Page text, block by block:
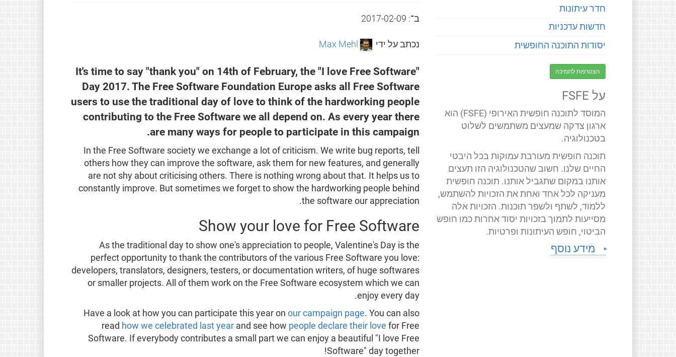
ב־: 2017-02-09
נכתב על ידי Max Mehl
It's time to say "thank you" on 14th of February, the "I love Free Software"
Day 2017. The Free Software Foundation Europe asks all Free Software
users to use the traditional day of love to think of the hardworking people
contributing to the Free Software we all depend on. As every year there
are many ways for people to participate in this campaign.
In the Free Software society we exchange a lot of criticism. We write bug reports, tell
others how they can improve the software, ask them for new features, and generally
are not shy about criticising others. There is nothing wrong about that. It helps us to
constantly improve. But sometimes we forget to show the hardworking people behind
the software our appreciation.
Show your love for Free Software
As the traditional day to show one's appreciation to people, Valentine's Day is the
perfect opportunity to thank the contributors of the various Free Software you love:
developers, translators, designers, testers, or documentation writers, of huge softwares
or smaller projects. All of them work on the Free Software ecosystem which we can
enjoy every day.
Have a look at how you can participate this year onour campaign page. You can also
read how we celebrated last year and see how people declare their love for Free
Software. If everybody contributes a small part we can enjoy a beautiful "I love Free
Software" day together!
חדר עיתונות
חדשות עדכניות
יסודות התוכנה החופשית
הצטרפות לתמיכה
על FSFE
המוסד לתוכנה חופשית האירופי (FSFE) הוא
ארגון צדקה שמעצים משתמשים לשלוט
בטכנולוגיה.
תוכנה חופשית מעורבת עמוקות בכל היבטי
החיים שלנו. חשוב שהטכנולוגיה הזו תעצים
אותנו במקום שתגביל אותנו. תוכנה חופשית
מעניקה לכל אחד ואחת את הזכויות להשתמש,
ללמוד, לשתף ולשפר תוכנות. הזכויות אלה
מסייעות לתמוך בזכויות יסוד אחרות כמו חופש
הביטוי, חופש העיתונות ופרטיות.
מידע נוסף